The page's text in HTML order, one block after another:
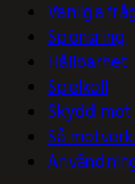
Vanliga
Sponsring
Hållbarhet
Spelkoll
Skydd
Så